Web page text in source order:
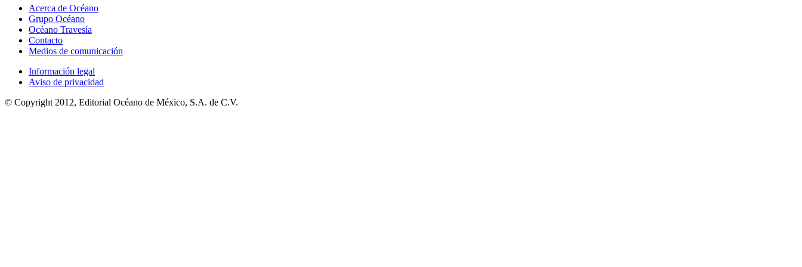
Acerca de Océano
Grupo Océano
Océano Travesía
Contacto
Medios de comunicación
Información legal
Aviso de privacidad
© Copyright 2012, Editorial Océano de México, S.A. de C.V.